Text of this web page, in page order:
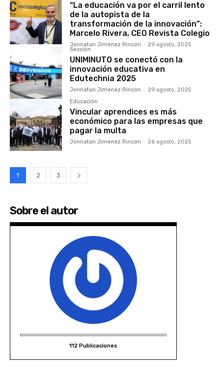
“La educación va por el carril lento
de la autopista de la
transformación de la innovación”:
Marcelo Rivera, CEO Revista Colegio
Jonnatan Jimenez Rincón - 29 agosto, 2025
Sección
UNIMINUTO se conectó con la
innovación educativa en
Edutechnia 2025
Jonnatan Jimenez Rincón - 29 agosto, 2025
Educación
Vincular aprendices es más
económico para las empresas que
pagar la multa
Jonnatan Jimenez Rincón - 26 agosto, 2025
1 2 3
Sobre el autor
112 Publicaciones